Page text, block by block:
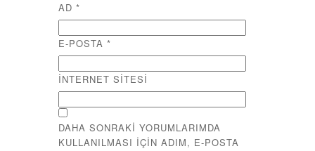
AD *
E-POSTA *
İNTERNET SITESI
DAHA SONRAKI YORUMLARIMDA
KULLANILMASI IÇIN ADIM, E-POSTA